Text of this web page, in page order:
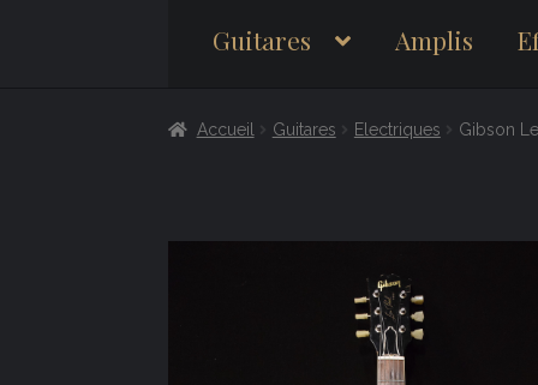
Guitares Amplis
Accueil Guitares Electriques Gibson